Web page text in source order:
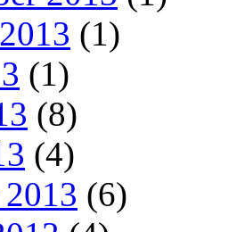
(1)
(1)
(8)
(4)
(6)